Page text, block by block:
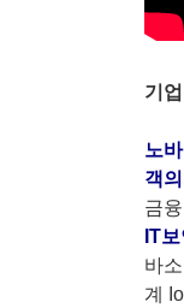
기
노
객
금
IT
바
계